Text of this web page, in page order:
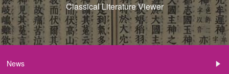
Classical Literature Viewer
News